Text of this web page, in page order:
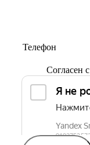
Согласен с